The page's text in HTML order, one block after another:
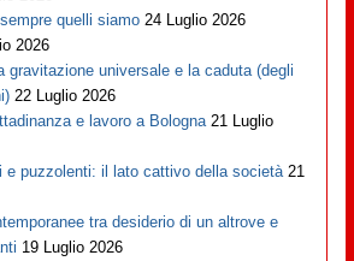
quelli siamo 24 Luglio 2026
2026
gravitazione universale e la caduta (degli
22 Luglio 2026
e lavoro a Bologna 21 Luglio
e puzzolenti: il lato cattivo della società 21
tra desiderio di un altrove e
19 Luglio 2026